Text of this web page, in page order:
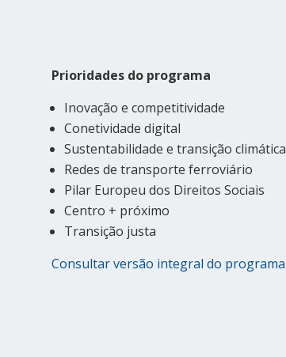
Prioridades do programa
Inovação e competitividade
Conetividade digital
Sustentabilidade e transição climática
Redes de transporte ferroviário
Pilar Europeu dos Direitos Sociais
Centro + próximo
Transição justa
Consultar versão integral do programa